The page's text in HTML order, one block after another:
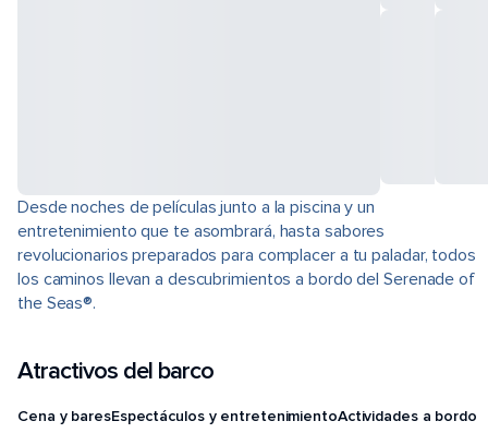
Desde noches de películas junto a la piscina y un
entretenimiento que te asombrará, hasta sabores
revolucionarios preparados para complacer a tu paladar, todos
los caminos llevan a descubrimientos a bordo del Serenade of
the Seas®.
Atractivos del barco
Cena y baresEspectáculos y entretenimientoActividades a bordo